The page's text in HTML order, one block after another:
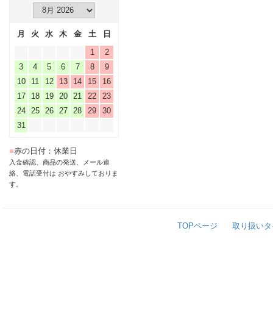
月 火 水 木 金 土
日
1
2
3
4 5 6 7 8
9
10
11 12 13 14 15
16
17
18 19 20 21 22
23
24
25 26 27 28 29
30
31
■赤の日付：休業日
入金確認、商品の発送、メール連
絡、電話受付は おやすみしておりま
す。
TOPページ 取り扱い